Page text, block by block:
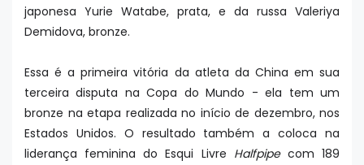
japonesa Yurie Watabe, prata, e da russa Valeriya
Demidova, bronze.
Essa é a primeira vitória da atleta da China em sua
terceira disputa na Copa do Mundo - ela tem um
bronze na etapa realizada no início de dezembro, nos
Estados Unidos. O resultado também a coloca na
liderança feminina do Esqui Livre Halfpipecom 189